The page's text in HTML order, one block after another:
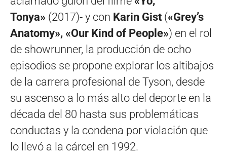
Tonya» (2017)- y con Karin Gist («Grey’s
Anatomy», «Our Kind of People») en el rol
de showrunner, la producción de ocho
episodios se propone explorar los altibajos
de la carrera profesional de Tyson, desde
su ascenso a lo más alto del deporte en la
década del 80 hasta sus problemáticas
conductas y la condena por violación que
lo llevó a la cárcel en 1992.